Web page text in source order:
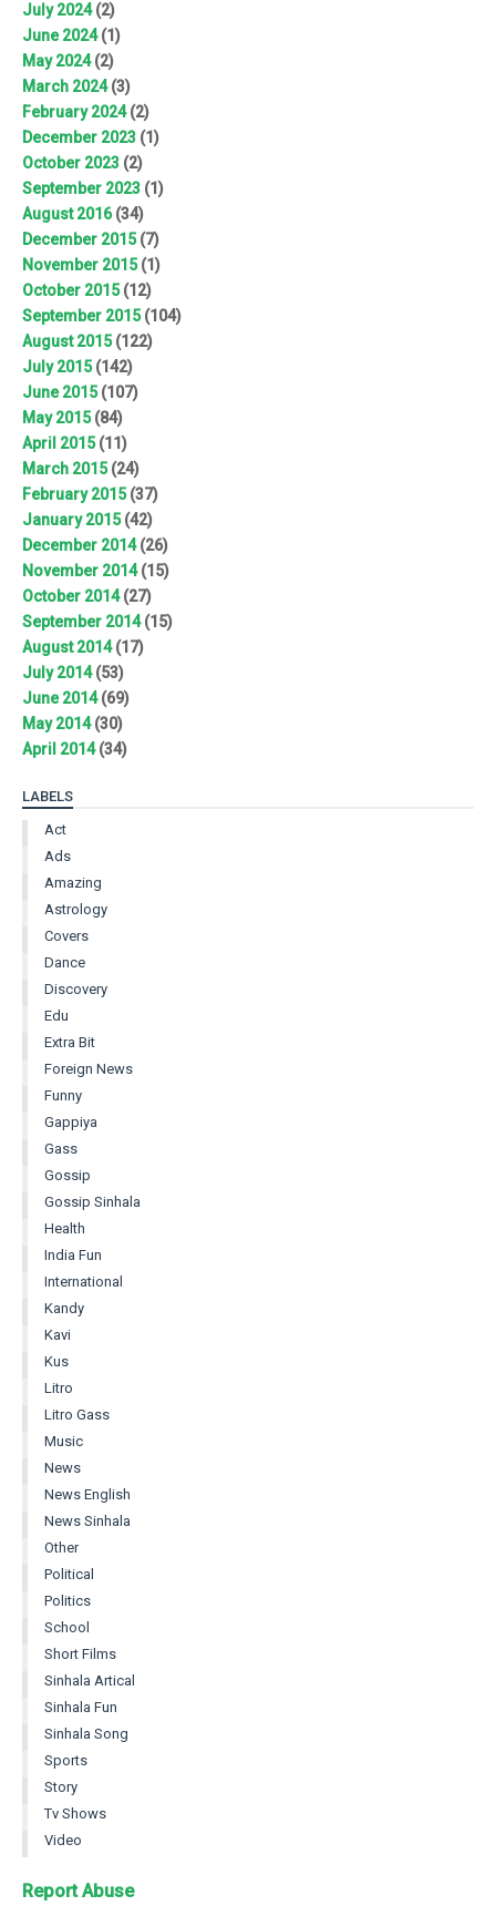
July 2024(2)
June 2024(1)
May 2024(2)
March 2024(3)
February 2024(2)
December 2023 (1)
October 2023 (2)
September 2023 (1)
August 2016(34)
December 2015(7)
November 2015(1)
October 2015(12)
September 2015(104)
August 2015(122)
July 2015(142)
June 2015(107)
May 2015(84)
April 2015(11)
March 2015(24)
February 2015(37)
January 2015(42)
December 2014(26)
November 2014(15)
October 2014(27)
September 2014(15)
August 2014(17)
July 2014(53)
June 2014(69)
May 2014(30)
April 2014(34)
LABELS
Act
Ads
Amazing
Astrology
Covers
Dance
Discovery
Edu
Extra Bit
Foreign News
Funny
Gappiya
Gass
Gossip
Gossip Sinhala
Health
India Fun
International
Kandy
Kavi
Kus
Litro
Litro Gass
Music
News
News English
News Sinhala
Other
Political
Politics
School
Short Films
Sinhala Artical
Sinhala Fun
Sinhala Song
Sports
Story
Tv Shows
Video
Report Abuse